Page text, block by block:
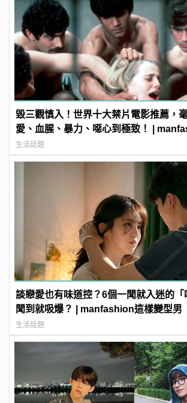
毀三觀慎入！世界十大禁片電影推薦，
愛、血腥、暴力、噁心到極致！ |
男
生活話題
談戀愛也有味道控？6個一聞就入迷的「
聞到就吸爆？ | manfashion這樣變型男
生活話題